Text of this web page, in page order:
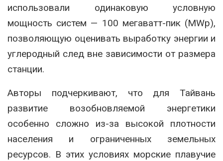
использовали одинаковую условную
мощность систем — 100 мегаватт-пик (MWp),
позволяющую оценивать выработку энергии и
углеродный след вне зависимости от размера
станции.
Авторы подчеркивают, что для Тайвань
развитие возобновляемой энергетики
особенно сложно из-за высокой плотности
населения и ограниченных земельных
ресурсов. В этих условиях морские плавучие